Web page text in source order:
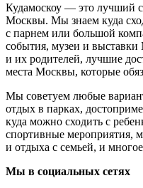
Кудамоскоу — это лучший
Москвы. Мы знаем куда
с парнем или большой
события, музеи и
и их родителей, лучшие
места Москвы, которые
Мы советуем любые
отдых в парках,
куда можно сходить с
спортивные мероприятия,
и отдыха с семьей, и
Мы в социальных сетях